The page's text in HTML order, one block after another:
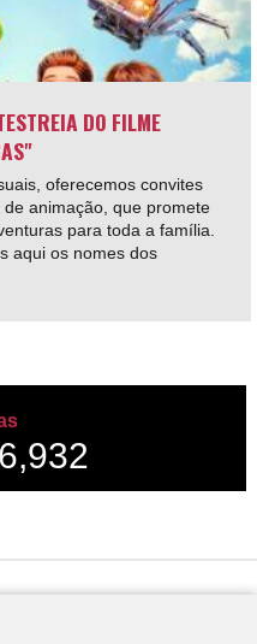
DO FILME
oferecemos convites
animação, que promete
para toda a família.
aqui os nomes dos